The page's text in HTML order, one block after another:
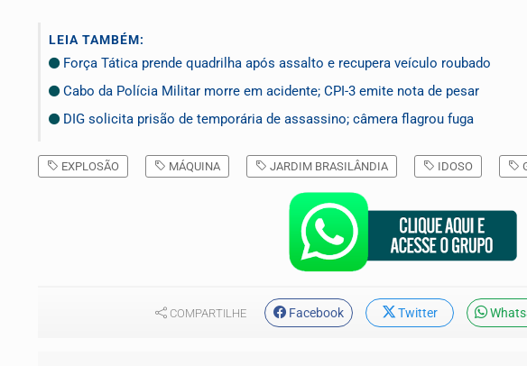
LEIA TAMBÉM:
Força Tática prende quadrilha após assalto e recupera veículo roubado
Cabo da Polícia Militar morre em acidente; CPI-3 emite nota de pesar
DIG solicita prisão de temporária de assassino; câmera flagrou fuga
EXPLOSÃO MÁQUINA JARDIM BRASILÂNDIA IDOSO
COMPARTILHE Facebook Twitter